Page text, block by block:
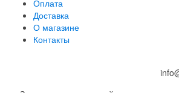
Оплата
Доставка
О магазине
Контакты